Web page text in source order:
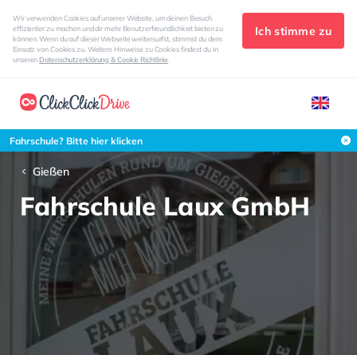
Wir verwenden Cookies auf unserer Website, um deinen Besuch
effizienter zu machen und dir mehr Benutzerfreundlichkeit bieten zu
können. Wenn du auf dieser Webseite weitersurfst, stimmst du dem
Einsatz von Cookies zu. Weitere Hinweise zu Cookies findest du in
unserenDatenschutzerklärung & Cookie Richtlinie
Ich stimme zu
Fahrschule? Bitte hier klicken
Gießen
Fahrschule Laux GmbH